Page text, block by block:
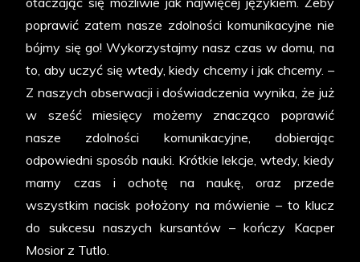
poprawić zatem nasze zdolności komunikacyjne nie
bójmy się go! Wykorzystajmy nasz czas w domu, na
to, aby uczyć się wtedy, kiedy chcemy i jak chcemy. –
Z naszych obserwacji i doświadczenia wynika, że już
w sześć miesięcy możemy znacząco poprawić
nasze zdolności komunikacyjne, dobierając
odpowiedni sposób nauki. Krótkie lekcje, wtedy, kiedy
mamy czas i ochotę na naukę, oraz przede
wszystkim nacisk położony na mówienie – to klucz
do sukcesu naszych kursantów – kończy Kacper
Mosior z Tutlo.